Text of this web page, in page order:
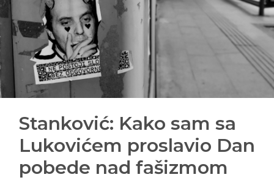
Stanković: Kako sam sa
Lukovićem proslavio Dan
pobede nad fašizmom